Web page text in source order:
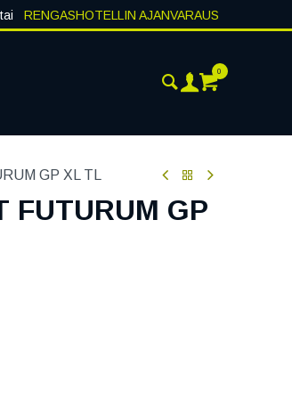
tai RENGASHOTELLIN AJANVARAUS
0
GP XL TL
FUTURUM GP